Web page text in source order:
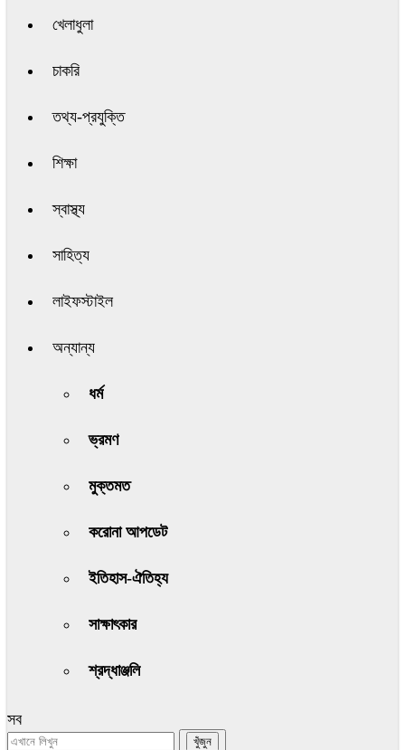
খেলাধুলা
চাকরি
তথ্য-প্রযুক্তি
শিক্ষা
স্বাস্থ্য
সাহিত্য
লাইফস্টাইল
অন্যান্য
ধর্ম
ভ্রমণ
মুক্তমত
করোনা আপডেট
ইতিহাস-ঐতিহ্য
সাক্ষাৎকার
শ্রদ্ধাঞ্জলি
সব